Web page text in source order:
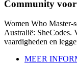
Community
Women Who Master-
Australië: SheCodes.
vaardigheden en
MEER